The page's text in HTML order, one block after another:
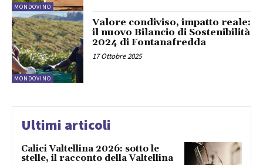
MONDOVINO
MONDOVINO
Valore condiviso, impatto reale:
il nuovo Bilancio di Sostenibilità
2024 di Fontanafredda
17 Ottobre 2025
Ultimi articoli
Calici Valtellina 2026: sotto le
stelle, il racconto della Valtellina